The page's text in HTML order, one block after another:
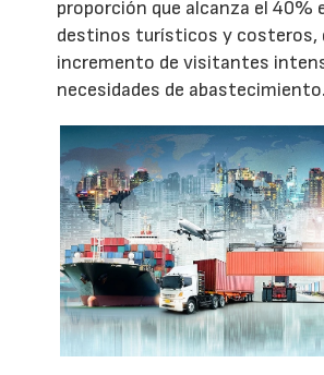
proporción que alcanza el 40%
destinos turísticos y costeros,
incremento de visitantes
necesidades de abastecimiento.